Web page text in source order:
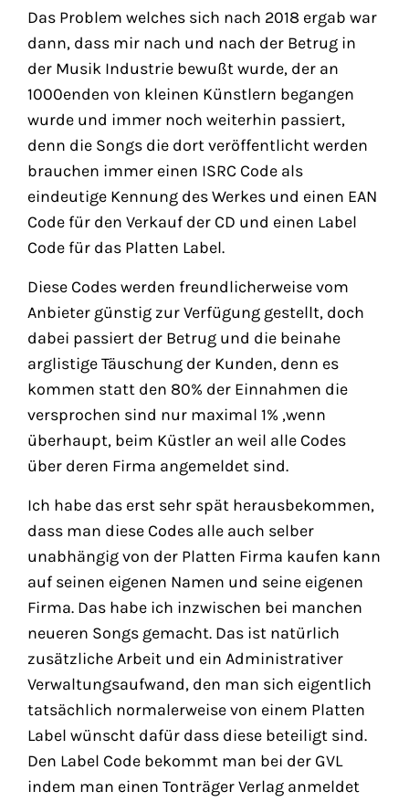
Das Problem welches sich nach 2018 ergab war
dann, dass mir nach und nach der Betrug in
der Musik Industrie bewußt wurde, der an
1000enden von kleinen Künstlern begangen
wurde und immer noch weiterhin passiert,
denn die Songs die dort veröffentlicht werden
brauchen immer einen ISRC Code als
eindeutige Kennung des Werkes und einen EAN
Code für den Verkauf der CD und einen Label
Code für das Platten Label.
Diese Codes werden freundlicherweise vom
Anbieter günstig zur Verfügung gestellt, doch
dabei passiert der Betrug und die beinahe
arglistige Täuschung der Kunden, denn es
kommen statt den 80% der Einnahmen die
versprochen sind nur maximal 1% ,wenn
überhaupt, beim Küstler an weil alle Codes
über deren Firma angemeldet sind.
Ich habe das erst sehr spät herausbekommen,
dass man diese Codes alle auch selber
unabhängig von der Platten Firma kaufen kann
auf seinen eigenen Namen und seine eigenen
Firma. Das habe ich inzwischen bei manchen
neueren Songs gemacht. Das ist natürlich
zusätzliche Arbeit und ein Administrativer
Verwaltungsaufwand, den man sich eigentlich
tatsächlich normalerweise von einem Platten
Label wünscht dafür dass diese beteiligt sind.
Den Label Code bekommt man bei der GVL
indem man einen Tonträger Verlag anmeldet